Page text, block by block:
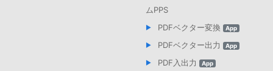
ムPPS
PDFベクター変換
App
PDFベクター出力 App
PDF入出力 App